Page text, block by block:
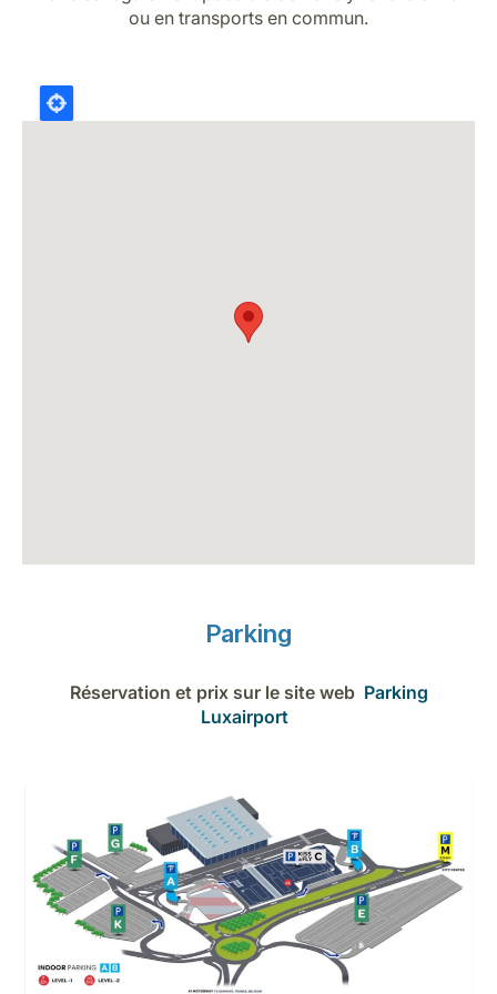
Carrières chez Luxairou en transports en commun.
Parking
Réservation et prix sur le site web Parking
Luxairport